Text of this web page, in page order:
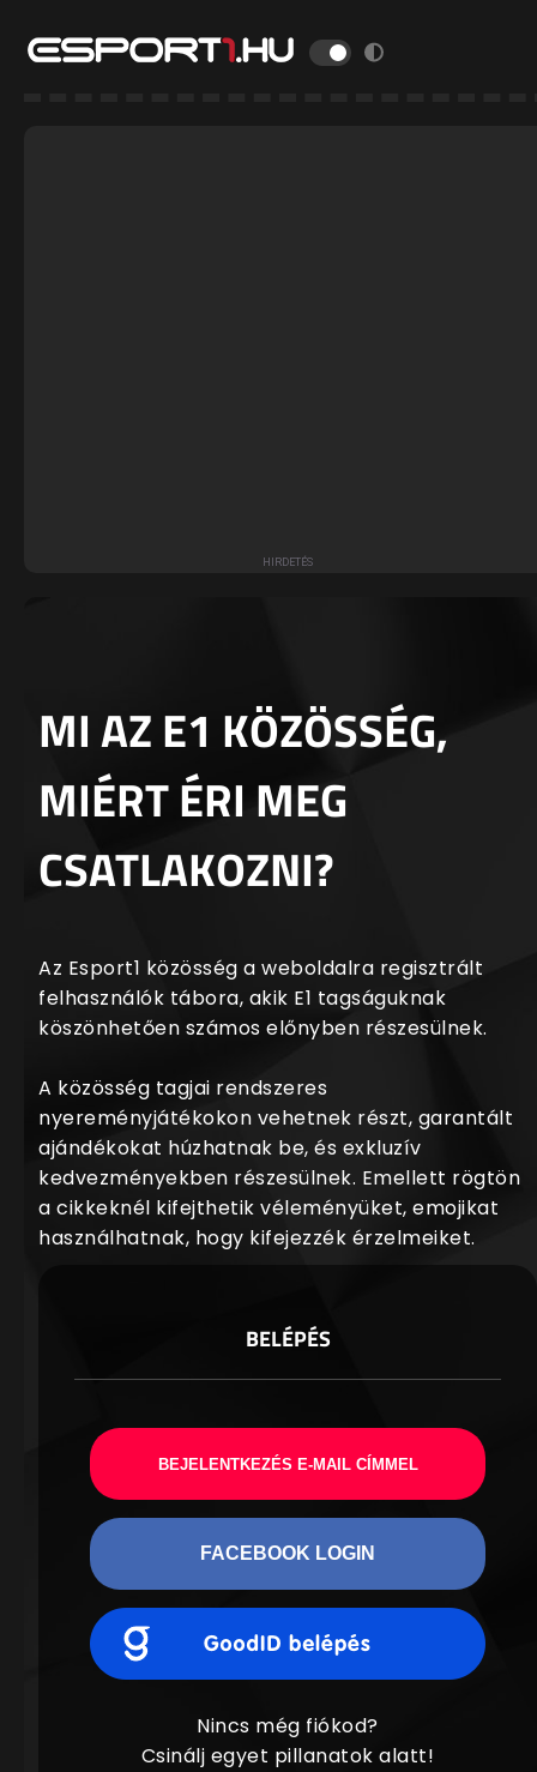
MI AZ E1 KÖZÖSSÉG,
MIÉRT ÉRI MEG
CSATLAKOZNI?
Az Esport1 közösség a weboldalra regisztrált
felhasználók tábora, akik E1 tagságuknak
köszönhetően számos előnyben részesülnek.
A közösség tagjai rendszeres
nyereményjátékokon vehetnek részt, garantált
ajándékokat húzhatnak be, és exkluzív
kedvezményekben részesülnek. Emellett rögtön
a cikkeknél kifejthetik véleményüket, emojikat
használhatnak, hogy kifejezzék érzelmeiket.
BELÉPÉS
BEJELENTKEZÉS E-MAIL CÍMMEL
FACEBOOK LOGIN
Nincs még fiókod?
Csinálj egyet pillanatok alatt!